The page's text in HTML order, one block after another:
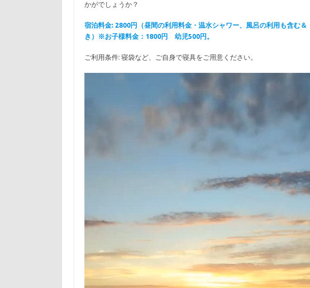
かがでしょうか？
宿泊料金: 2800円（昼間の利用料金・温水シャワー、風呂の利用も含む＆
き ）※お子様料金：1800円 幼児500円。
ご利用条件: 寝袋など、ご自身で寝具をご用意ください。